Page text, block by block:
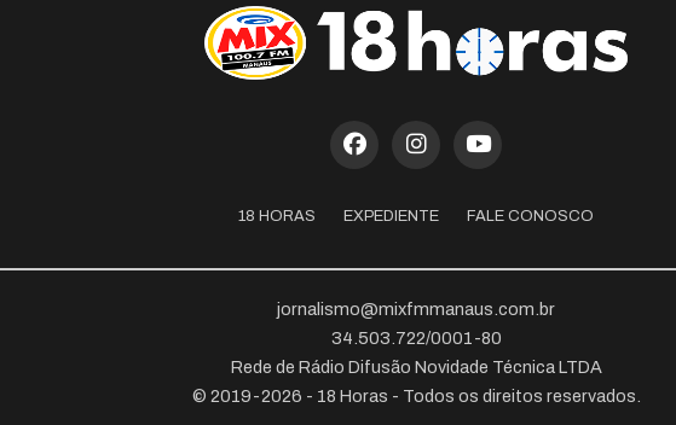
18 HORAS EXPEDIENTE FALE CONOSCO
jornalismo@mixfmmanaus.com.br
34.503.722/0001-80
Rede de Rádio Difusão Novidade Técnica LTDA
© 2019-2026 - 18 Horas - Todos os direitos reservados.